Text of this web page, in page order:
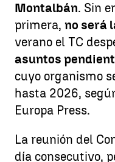
Montalbán. Sin
primera, no será
verano el TC
asuntos
cuyo organismo
hasta 2026,
Europa Press.
La reunión del
día consecutivo,